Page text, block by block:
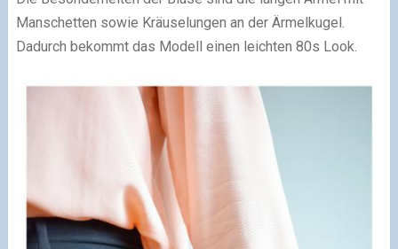
Manschetten sowie Kräuselungen an der Ärmelkugel.
Dadurch bekommt das Modell einen leichten 80s Look.